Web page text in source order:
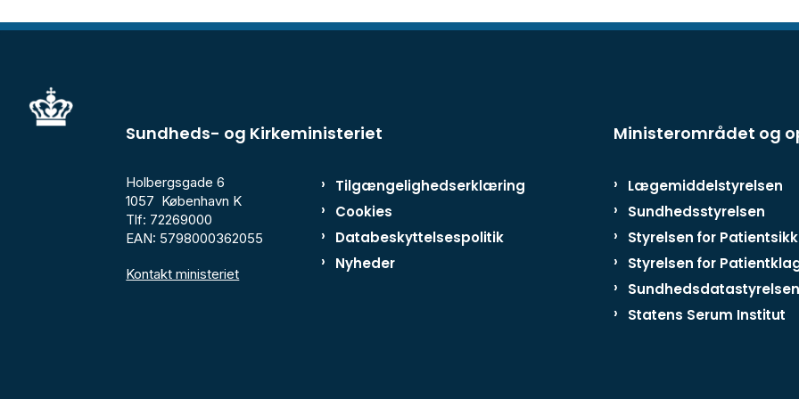
Sundheds- og Kirkeministeriet Ministerområdet og
Holbergsgade 6
1057 København K
Tlf: 72269000
EAN: 5798000362055
Kontakt ministeriet
Tilgængelighedserklæring
Cookies
Databeskyttelsespolitik
Nyheder
Lægemiddelstyrelsen
Sundhedsstyrelsen
Styrelsen for
Styrelsen for
Sundhedsdatastyrelsen
Statens Serum Institut